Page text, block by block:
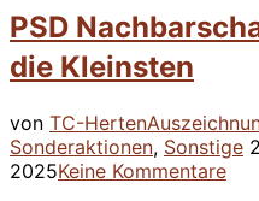
PSD
die Kleinsten
von TC-Herten
Sonderaktionen, Sonstige
2025Keine Kommentare